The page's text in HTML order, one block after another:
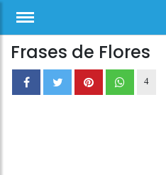
Frases de Flores
4